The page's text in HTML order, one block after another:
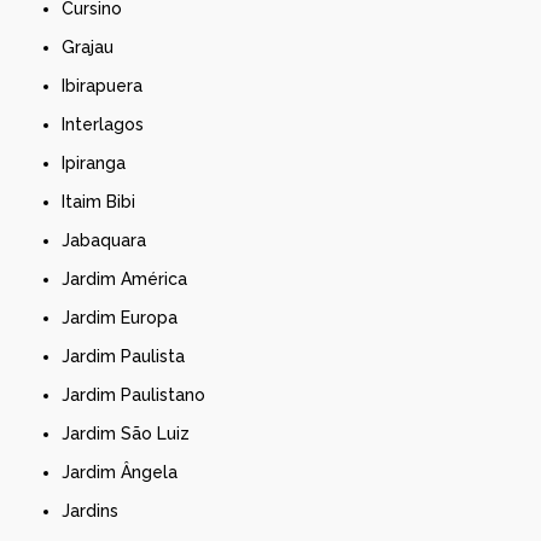
Cursino
Grajau
Ibirapuera
Interlagos
Ipiranga
Itaim Bibi
Jabaquara
Jardim América
Jardim Europa
Jardim Paulista
Jardim Paulistano
Jardim São Luiz
Jardim Ângela
Jardins